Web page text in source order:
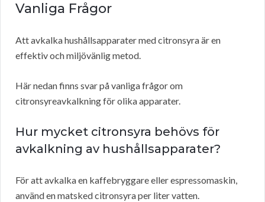
Vanliga Frågor
Att avkalka hushållsapparater med citronsyra är en
effektiv och miljövänlig metod.
Här nedan finns svar på vanliga frågor om
citronsyreavkalkning för olika apparater.
Hur mycket citronsyra behövs för
avkalkning av hushållsapparater?
För att avkalka en kaffebryggare eller espressomaskin,
använd en matsked citronsyra per liter vatten.